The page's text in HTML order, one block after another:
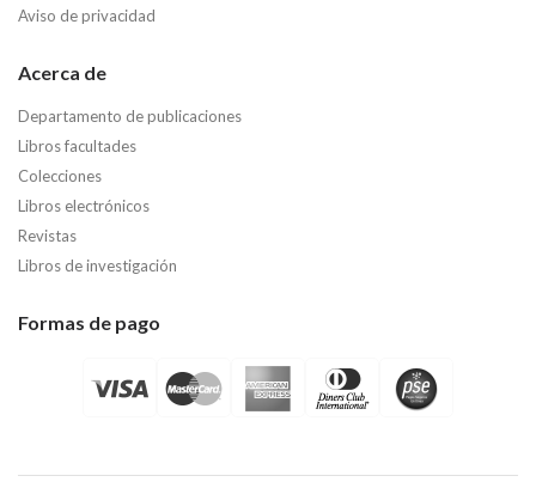
Aviso de privacidad
Acerca de
Departamento de publicaciones
Libros facultades
Colecciones
Libros electrónicos
Revistas
Libros de investigación
Formas de pago